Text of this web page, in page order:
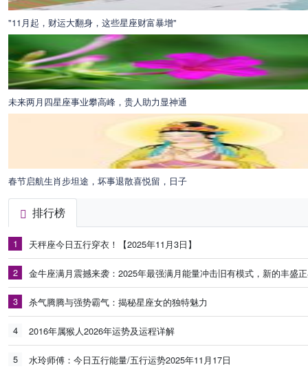
"11月起，财运大翻身，这些星座财富暴增"
未来两月四星座事业攀高峰，贵人助力显神通
春节启航生肖步坦途，坏事退散喜悦留，日子
排行榜
1 天秤座今日五行穿衣！【2025年11月3日】
2 金牛座满月震撼来袭：2025年最强满月能量冲击旧有模式，新的丰盛
3 杀气腾腾与强势霸气：揭秘星座女的独特魅力
4 2016年属猴人2026年运势及运程详解
5 水玲师傅：今日五行能量/五行运势2025年11月17日